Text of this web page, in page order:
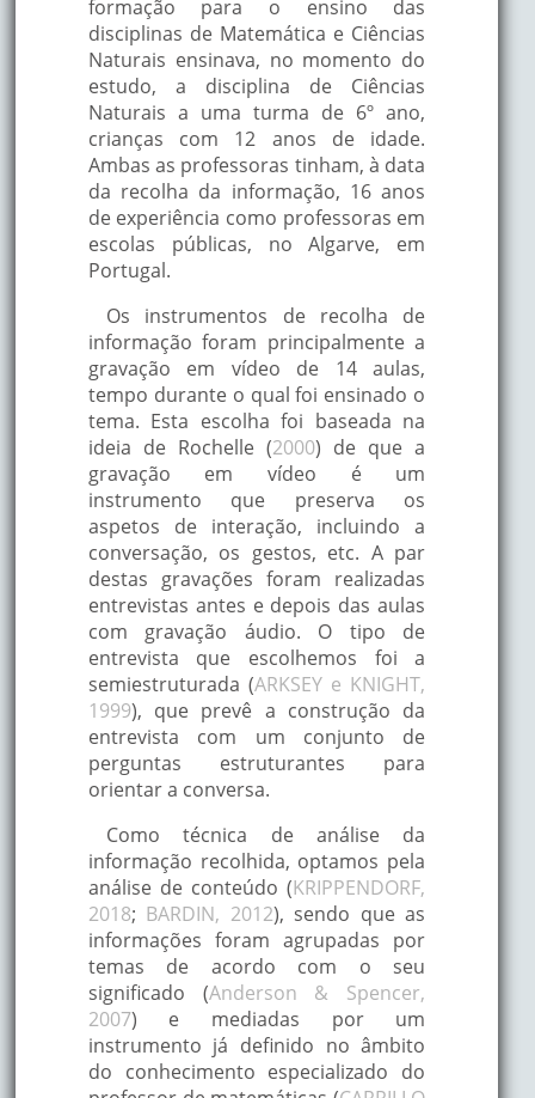
formação para o ensino das
disciplinas de Matemática e Ciências
Naturais ensinava, no momento do
estudo, a disciplina de Ciências
Naturais a uma turma de 6º ano,
crianças com 12 anos de idade.
Ambas as professoras tinham, à data
da recolha da informação, 16 anos
de experiência como professoras em
escolas públicas, no Algarve, em
Portugal.
Os instrumentos de recolha de
informação foram principalmente a
gravação em vídeo de 14 aulas,
tempo durante o qual foi ensinado o
tema. Esta escolha foi baseada na
ideia de Rochelle (2000) de que a
gravação em vídeo é um
instrumento que preserva os
aspetos de interação, incluindo a
conversação, os gestos, etc. A par
destas gravações foram realizadas
entrevistas antes e depois das aulas
com gravação áudio. O tipo de
entrevista que escolhemos foi a
semiestruturada (ARKSEY e KNIGHT,
1999), que prevê a construção da
entrevista com um conjunto de
perguntas estruturantes para
orientar a conversa.
Como técnica de análise da
informação recolhida, optamos pela
análise de conteúdo (KRIPPENDORF,
2018; BARDIN, 2012), sendo que as
informações foram agrupadas por
temas de acordo com o seu
significado (Anderson & Spencer,
2007) e mediadas por um
instrumento já definido no âmbito
do conhecimento especializado do